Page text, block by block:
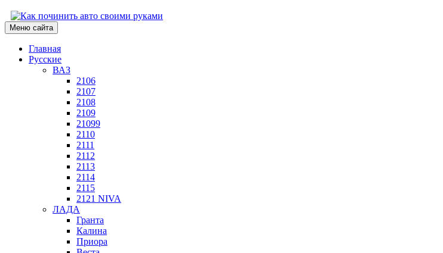
Меню сайта
Главная
Русские
ВАЗ
2106
2107
2108
2109
21099
2110
2111
2112
2113
2114
2115
2121 NIVA
ЛАДА
Гранта
Калина
Приора